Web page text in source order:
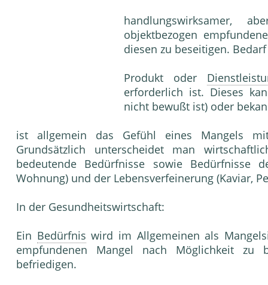
handlungswirksamer,
objektbezogen
diesen zu beseitigen. Bedarf
Produkt oder
erforderlich ist. Dieses
nicht bewußt ist) oder
ist allgemein das Gefühl eines Mangels
Grundsätzlich unterscheidet man
bedeutende Bedürfnisse sowie Bedürfnisse
Wohnung) und der Lebensverfeinerung (Kaviar,
In der Gesundheitswirtschaft:
Ein Bedürfnis wird im Allgemeinen als
empfundenen Mangel nach Möglichkeit
befriedigen.